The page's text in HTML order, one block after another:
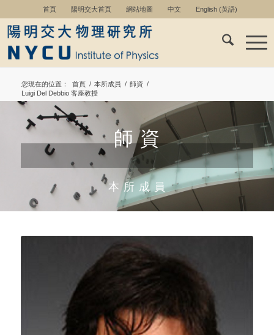
首頁 陽明交大首頁 網站地圖 中文 English(英語)
您現在的位置： 首頁 / 本所成員 / 師資 /
Luigi Del Debbio 客座教授
師 資
本 所 成 員